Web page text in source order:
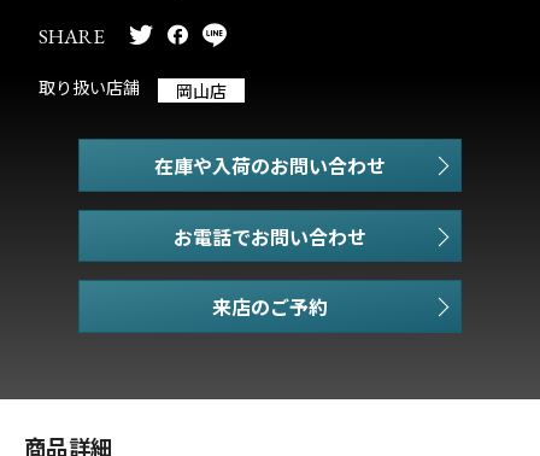
SHARE
取り扱い店舗 岡山店
在庫や入荷のお問い合わせ
お電話でお問い合わせ
商品詳細